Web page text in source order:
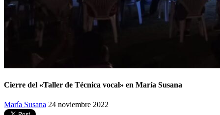
Cierre del «Taller de Técnica vocal» en María Susana
María Susana 24 noviembre 2022